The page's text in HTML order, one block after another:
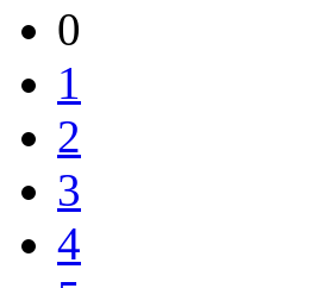
0
1
2
3
4